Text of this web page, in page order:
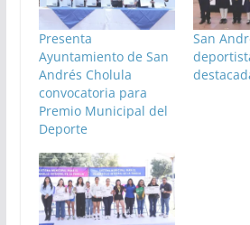
Presenta
Ayuntamiento de San
Andrés Cholula
convocatoria para
Premio Municipal del
Deporte
San